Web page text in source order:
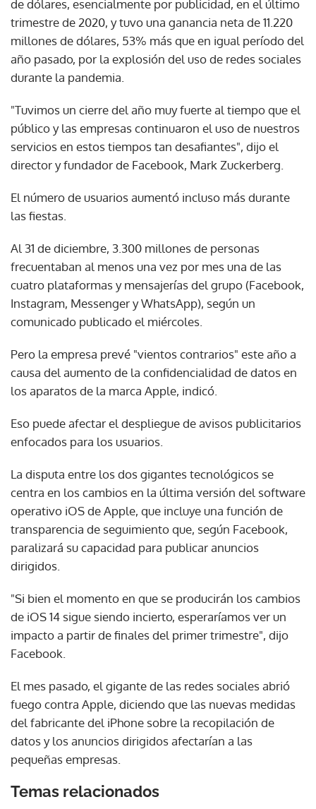
de dólares, esencialmente por publicidad, en el último
trimestre de 2020, y tuvo una ganancia neta de 11.220
millones de dólares, 53% más que en igual período del
año pasado, por la explosión del uso de redes sociales
durante la pandemia.
"Tuvimos un cierre del año muy fuerte al tiempo que el
público y las empresas continuaron el uso de nuestros
servicios en estos tiempos tan desafiantes", dijo el
director y fundador de Facebook, Mark Zuckerberg.
El número de usuarios aumentó incluso más durante
las fiestas.
Al 31 de diciembre, 3.300 millones de personas
frecuentaban al menos una vez por mes una de las
cuatro plataformas y mensajerías del grupo (Facebook,
Instagram, Messenger y WhatsApp), según un
comunicado publicado el miércoles.
Pero la empresa prevé "vientos contrarios" este año a
causa del aumento de la confidencialidad de datos en
los aparatos de la marca Apple, indicó.
Eso puede afectar el despliegue de avisos publicitarios
enfocados para los usuarios.
La disputa entre los dos gigantes tecnológicos se
centra en los cambios en la última versión del software
operativo iOS de Apple, que incluye una función de
transparencia de seguimiento que, según Facebook,
paralizará su capacidad para publicar anuncios
dirigidos.
"Si bien el momento en que se producirán los cambios
de iOS 14 sigue siendo incierto, esperaríamos ver un
impacto a partir de finales del primer trimestre", dijo
Facebook.
El mes pasado, el gigante de las redes sociales abrió
fuego contra Apple, diciendo que las nuevas medidas
del fabricante del iPhone sobre la recopilación de
datos y los anuncios dirigidos afectarían a las
pequeñas empresas.
Temas relacionados